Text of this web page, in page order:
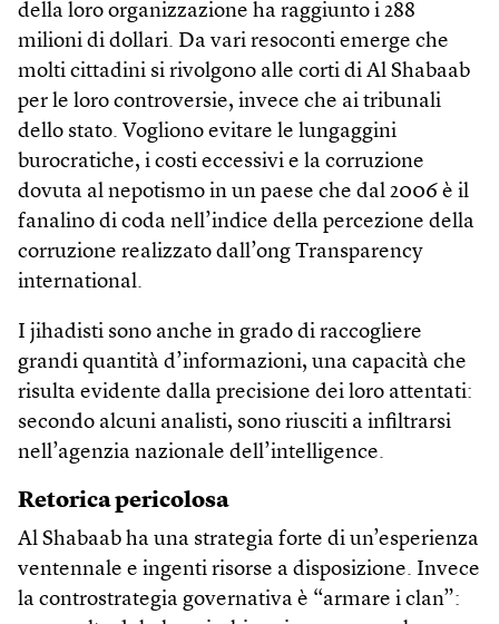
della loro organizzazione ha raggiunto i 288
milioni di dollari. Da vari resoconti emerge che
molti cittadini si rivolgono alle corti di Al Shabaab
per le loro controversie, invece che ai tribunali
dello stato. Vogliono evitare le lungaggini
burocratiche, i costi eccessivi e la corruzione
dovuta al nepotismo in un paese che dal 2006 è il
fanalino di coda nell’indice della percezione della
corruzione realizzato dall’ong Transparency
international.
I jihadisti sono anche in grado di raccogliere
grandi quantità d’informazioni, una capacità che
risulta evidente dalla precisione dei loro attentati:
secondo alcuni analisti, sono riusciti a infiltrarsi
nell’agenzia nazionale dell’intelligence.
Retorica pericolosa
Al Shabaab ha una strategia forte di un’esperienza
ventennale e ingenti risorse a disposizione. Invece
la controstrategia governativa è “armare i clan”: